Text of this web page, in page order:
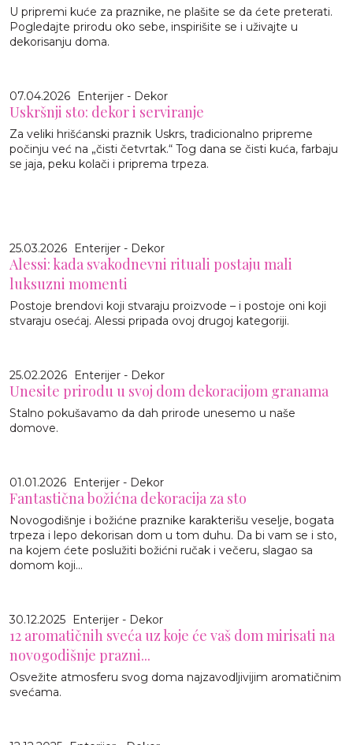
U pripremi kuće za praznike, ne plašite se da ćete preterati.
Pogledajte prirodu oko sebe, inspirišite se i uživajte u
dekorisanju doma.
07.04.2026 Enterijer - Dekor
Uskršnji sto: dekor i serviranje
Za veliki hrišćanski praznik Uskrs, tradicionalno pripreme
počinju već na „čisti četvrtak.“ Tog dana se čisti kuća, farbaju
se jaja, peku kolači i priprema trpeza.
25.03.2026 Enterijer - Dekor
Alessi: kada svakodnevni rituali postaju mali
luksuzni momenti
Postoje brendovi koji stvaraju proizvode – i postoje oni koji
stvaraju osećaj. Alessi pripada ovoj drugoj kategoriji.
25.02.2026 Enterijer - Dekor
Unesite prirodu u svoj dom dekoracijom granama
Stalno pokušavamo da dah prirode unesemo u naše
domove.
01.01.2026 Enterijer - Dekor
Fantastična božićna dekoracija za sto
Novogodišnje i božićne praznike karakterišu veselje, bogata
trpeza i lepo dekorisan dom u tom duhu. Da bi vam se i sto,
na kojem ćete poslužiti božićni ručak i večeru, slagao sa
domom koji...
30.12.2025 Enterijer - Dekor
12 aromatičnih sveća uz koje će vaš dom mirisati na
novogodišnje prazni...
Osvežite atmosferu svog doma najzavodljivijim aromatičnim
svećama.